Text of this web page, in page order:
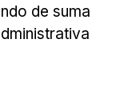
de suma